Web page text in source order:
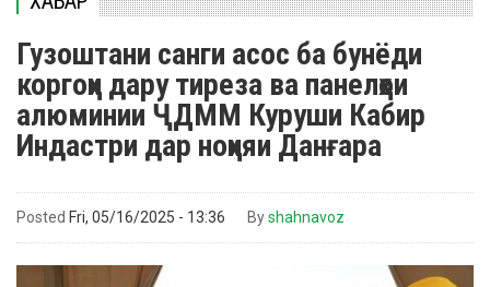
Гузоштани санги асос ба бунёди
коргоҳи дару тиреза ва панелҳои
алюминии ҶДММ Куруши Кабир
Индастри дар ноҳияи Данғара
Posted Fri, 05/16/2025 - 13:36 Byshahnavoz